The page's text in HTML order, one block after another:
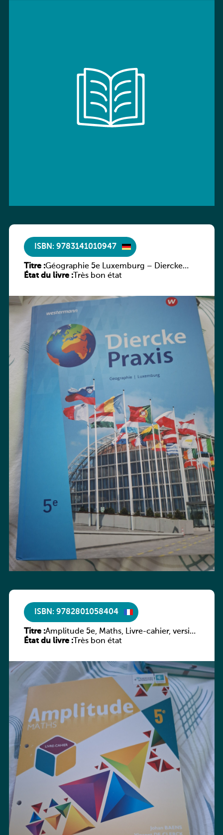
ISBN: 9783141010947
Titre :Géographie 5e Luxemburg – Diercke
Praxis
État du livre :Très bon état
ISBN: 9782801058404
Titre :Amplitude 5e, Maths, Livre-cahier, version
luxembourgeoise
État du livre :Très bon état